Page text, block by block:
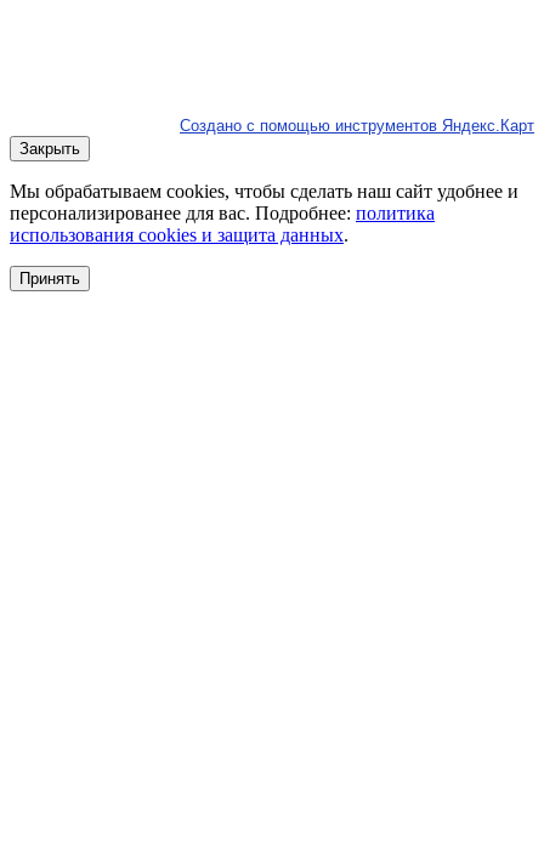
Создано с помощью инструментов Яндекс.Карт
Закрыть
Мы обрабатываем cookies, чтобы сделать наш сайт удобнее и
персонализированее для вас. Подробнее: политика
использования cookies и защита данных.
Принять